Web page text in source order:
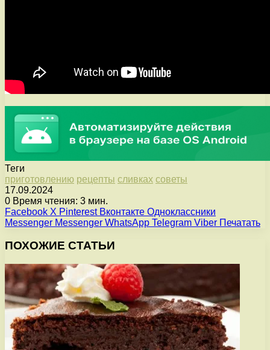
Теги
приготовлению рецепты сливках советы
17.09.2024
0 Время чтения: 3 мин.
Facebook X Pinterest Вконтакте Одноклассники
Messenger Messenger WhatsApp Telegram Viber Печатать
ПОХОЖИЕ СТАТЬИ